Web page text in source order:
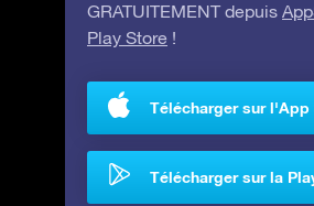
GRATUITEMENT depuis
Play Store !
Télécharger sur l'App
Télécharger sur la